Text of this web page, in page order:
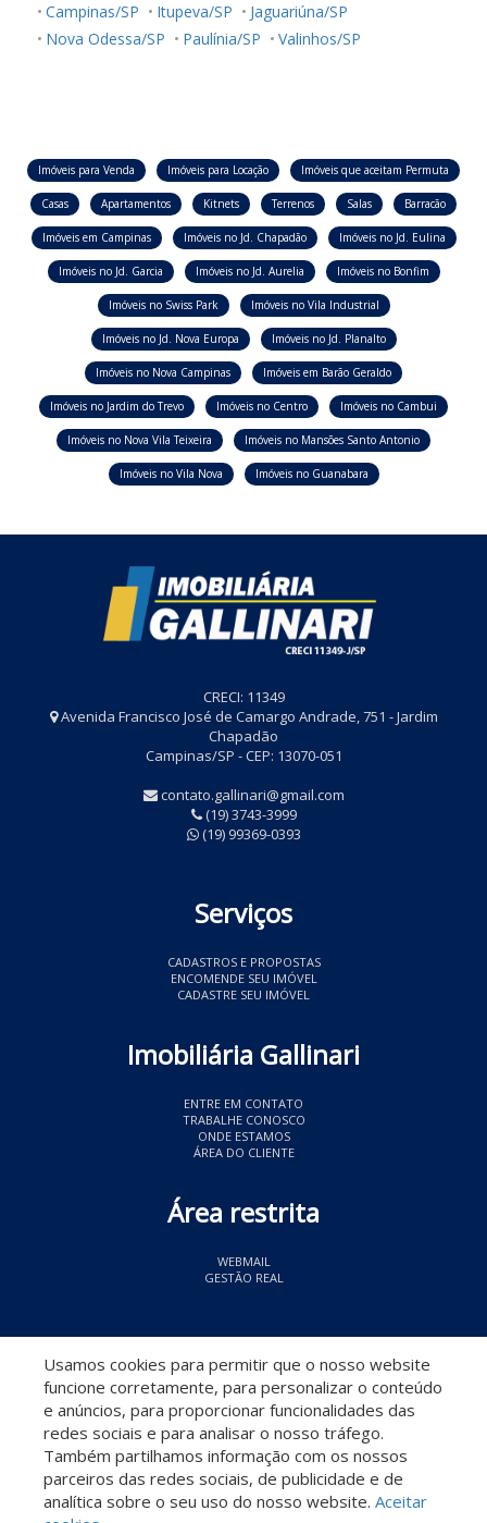
Campinas/SP Itupeva/SP
Jaguariúna/SP
Nova Odessa/SP
Paulínia/SP Valinhos/SP
Imóveis para Venda Imóveis para Locação Imóveis que aceitam Permuta
Casas Apartamentos Kitnets Terrenos Salas Barracão
Imóveis em Campinas Imóveis no Jd. Chapadão Imóveis no Jd. Eulina
Imóveis no Jd. Garcia Imóveis no Jd. Aurelia Imóveis no Bonfim
Imóveis no Swiss Park Imóveis no Vila Industrial
Imóveis no Jd. Nova Europa Imóveis no Jd. Planalto
Imóveis no Nova Campinas Imóveis em Barão Geraldo
Imóveis no Jardim do Trevo Imóveis no Centro Imóveis no Cambui
Imóveis no Nova Vila Teixeira Imóveis no Mansões Santo Antonio
Imóveis no Vila Nova Imóveis no Guanabara
CRECI: 11349
Avenida Francisco José de Camargo Andrade, 751 - Jardim
Chapadão
Campinas/SP - CEP: 13070-051
contato.gallinari@gmail.com
(19) 3743-3999
(19) 99369-0393
Serviços
CADASTROS E PROPOSTAS
ENCOMENDE SEU IMÓVEL
CADASTRE SEU IMÓVEL
Imobiliária Gallinari
ENTRE EM CONTATO
TRABALHE CONOSCO
ONDE ESTAMOS
ÁREA DO CLIENTE
Área restrita
WEBMAIL
GESTÃO REAL
Descomplicado por:
Usamos cookies para permitir que o nosso website
funcione corretamente, para personalizar o conteúdo
e anúncios, para proporcionar funcionalidades das
redes sociais e para analisar o nosso tráfego.
Também partilhamos informação com os nossos
parceiros das redes sociais, de publicidade e de
analítica sobre o seu uso do nosso website. Aceitar